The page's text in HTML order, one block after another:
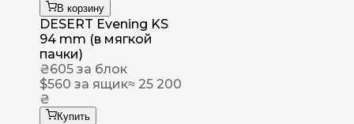
В корзину
DESERT Evening KS
94 mm (в мягкой
пачки)
₴605 за блок
$560 за ящик≈ 25 200
₴
Купить